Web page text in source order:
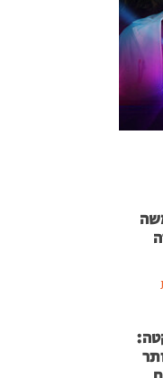
נמשה
אותר